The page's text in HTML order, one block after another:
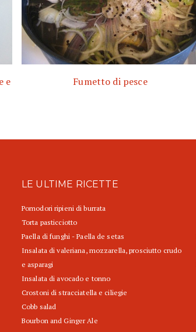
e
Fumetto di pesce
LE ULTIME RICETTE
Pomodori ripieni di burrata
Torta pasticciotto
Paella di funghi - Paella de setas
Insalata di valeriana, mozzarella, prosciutto crudo
e asparagi
Insalata di avocado e tonno
Crostoni di stracciatella e ciliegie
Cobb salad
Bourbon and Ginger Ale